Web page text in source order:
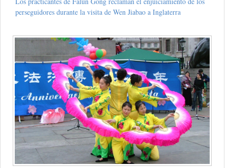
perseguidores durante la visita de Wen Jiabao a Inglaterra